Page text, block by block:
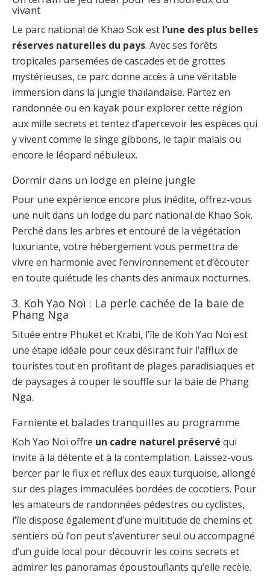
vivant
Le parc national de Khao Sok est l’une des plus belles
réserves naturelles du pays. Avec ses forêts
tropicales parsemées de cascades et de grottes
mystérieuses, ce parc donne accès à une véritable
immersion dans la jungle thaïlandaise. Partez en
randonnée ou en kayak pour explorer cette région
aux mille secrets et tentez d’apercevoir les espèces qui
y vivent comme le singe gibbons, le tapir malais ou
encore le léopard nébuleux.
Dormir dans un lodge en pleine jungle
Pour une expérience encore plus inédite, offrez-vous
une nuit dans un lodge du parc national de Khao Sok.
Perché dans les arbres et entouré de la végétation
luxuriante, votre hébergement vous permettra de
vivre en harmonie avec l’environnement et d’écouter
en toute quiétude les chants des animaux nocturnes.
3. Koh Yao Noï : La perle cachée de la baie de
Phang Nga
Située entre Phuket et Krabi, l’île de Koh Yao Noï est
une étape idéale pour ceux désirant fuir l’afflux de
touristes tout en profitant de plages paradisiaques et
de paysages à couper le souffle sur la baie de Phang
Nga.
Farniente et balades tranquilles au programme
Koh Yao Noï offre un cadre naturel préservé qui
invite à la détente et à la contemplation. Laissez-vous
bercer par le flux et reflux des eaux turquoise, allongé
sur des plages immaculées bordées de cocotiers. Pour
les amateurs de randonnées pédestres ou cyclistes,
l’île dispose également d’une multitude de chemins et
sentiers où l’on peut s’aventurer seul ou accompagné
d’un guide local pour découvrir les coins secrets et
admirer les panoramas époustouflants qu’elle recèle.